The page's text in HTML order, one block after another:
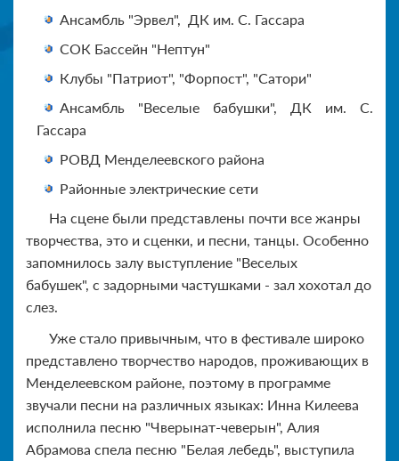
Ансамбль "Эрвел", ДК им. С. Гассара
СОК Бассейн "Нептун"
Клубы "Патриот", "Форпост", "Сатори"
Ансамбль "Веселые бабушки", ДК им. С.
Гассара
РОВД Менделеевского района
Районные электрические сети
На сцене были представлены почти все жанры
творчества, это и сценки, и песни, танцы. Особенно
запомнилось залу выступление "Веселых
бабушек", с задорными частушками - зал хохотал до
слез.
Уже стало привычным, что в фестивале широко
представлено творчество народов, проживающих в
Менделеевском районе, поэтому в программе
звучали песни на различных языках: Инна Килеева
исполнила песню "Чверынат-чеверын", Алия
Абрамова спела песню "Белая лебедь", выступила